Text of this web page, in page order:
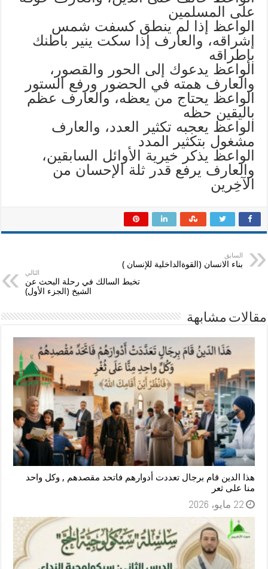
على المسلمين
الواعظ إذا لم ينطق كسفت شمس
إشراقه، والعارف إذا سكت ينير باطنك
بإطراقه
الواعظ يدعوك إلى الحور والقصور،
والعارف همته في الحضور ورفع الستور
الواعظ يحتاج من يعظه، والعارف عظم
باليقين حظه
الواعظ يعجبه تكثير العدد، والعارف
مشغول بتكثير المدد
الواعظ يذكر خيرية الأوائل السابقين،
والعارف يرفع قدر ثلة الإحسان من
الآخِرين
السابق
بناء الانسان (القوةالداخلية للإنسان )
التالي
تخبط السالك في رحلة البحث عن
الشيخ (الجزء الأول)
مقالات مشابهة
هذا الدين قام برجال تعددت أدوارهم فاتحد مقصدهم , وكل واحد
منا على ثعر
22 مايو، 2026